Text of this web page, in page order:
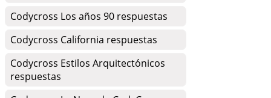
Codycross Los años 90 respuestas
Codycross California respuestas
Codycross Estilos Arquitectónicos
respuestas